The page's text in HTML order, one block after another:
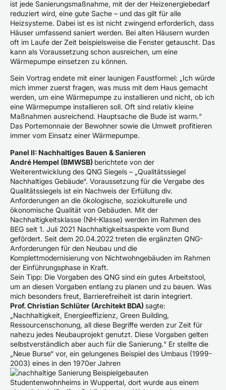
ist jede Sanierungsmaßnahme, mit der der Heizenergiebedarf
reduziert wird, eine gute Sache – und das gilt für alle
Heizsysteme. Dabei ist es ist nicht zwingend erforderlich, dass
Häuser umfassend saniert werden. Bei alten Häusern wurden
oft im Laufe der Zeit beispielsweise die Fenster getauscht. Das
kann als Voraussetzung schon ausreichen, um eine
Wärmepumpe einsetzen zu können.
Sein Vortrag endete mit einer launigen Faustformel: „Ich würde
mich immer zuerst fragen, was muss mit dem Haus gemacht
werden, um eine Wärmepumpe zu installieren und nicht, ob ich
eine Wärmepumpe installieren soll. Oft sind relativ kleine
Maßnahmen ausreichend. Hauptsache die Bude ist warm.“
Das Portemonnaie der Bewohner sowie die Umwelt profitieren
immer vom Einsatz einer Wärmepumpe.
Panel II: Nachhaltiges Bauen & Sanieren
André Hempel (BMWSB) berichtete von der
Weiterentwicklung des QNG Siegels – „Qualitätssiegel
Nachhaltiges Gebäude“. Voraussetzung für die Vergabe des
Qualitätssiegels ist ein Nachweis der Erfüllung div.
Anforderungen an die ökologische, soziokulturelle und
ökonomische Qualität von Gebäuden. Mit der
Nachhaltigkeitsklasse (NH-Klasse) werden im Rahmen des
BEG seit 1. Juli 2021 Nachhaltigkeitsaspekte vom Bund
gefördert. Seit dem 20.04.2022 treten die ergänzten QNG-
Anforderungen für den Neubau und die
Komplettmodernisierung von Nichtwohngebäuden im Rahmen
der Einführungsphase in Kraft.
Sein Tipp: Die Vorgaben des QNG sind ein gutes Arbeitstool,
um an diesen Vorgaben entlang zu planen und zu bauen. Was
mich besonders freut, Barrierefreiheit ist darin integriert.
Prof. Christian Schlüter (Architekt BDA) sagte:
„Nachhaltigkeit, Energieeffizienz, Green Building,
Ressourcenschonung, all diese Begriffe werden zur Zeit für
nahezu jedes Neubauprojekt genutzt. Diese Vorgaben gelten
selbstverständlich aber auch für die Sanierung.“ Er stellte die
„Neue Burse“ vor, ein gelungenes Beispiel des Umbaus (1999-
2003) eines in den 1970er Jahren
gebauten
Studentenwohnheims in Wuppertal, dort wurde aus einem